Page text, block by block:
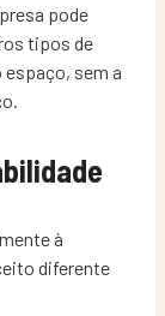
pode
tipos de
sem a
à
diferente